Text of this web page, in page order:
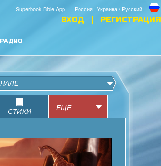
Россия | Украина / Русский
Superbook Bible App
ВХОД РЕГИСТРАЦИЯ
РАДИО